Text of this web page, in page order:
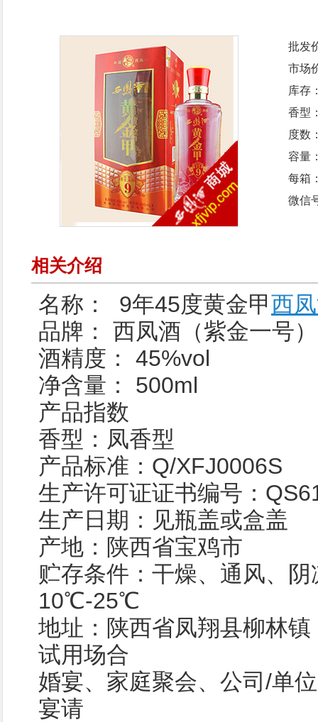
批发
市场
库存
香型
度数
容量
每箱
微信
相关介绍
名称： 9年45度黄金甲西
品牌： 西凤酒（紫金一号
酒精度： 45%vol
净含量： 500ml
产品指数
香型：凤香型
产品标准：Q/XFJ0006S
生产许可证证书编号：
生产日期：见瓶盖或盒盖
产地：陕西省宝鸡市
贮存条件：干燥、通风、
10℃-25℃
地址：陕西省凤翔县柳林镇
试用场合
婚宴、家庭聚会、公司/单
宴请